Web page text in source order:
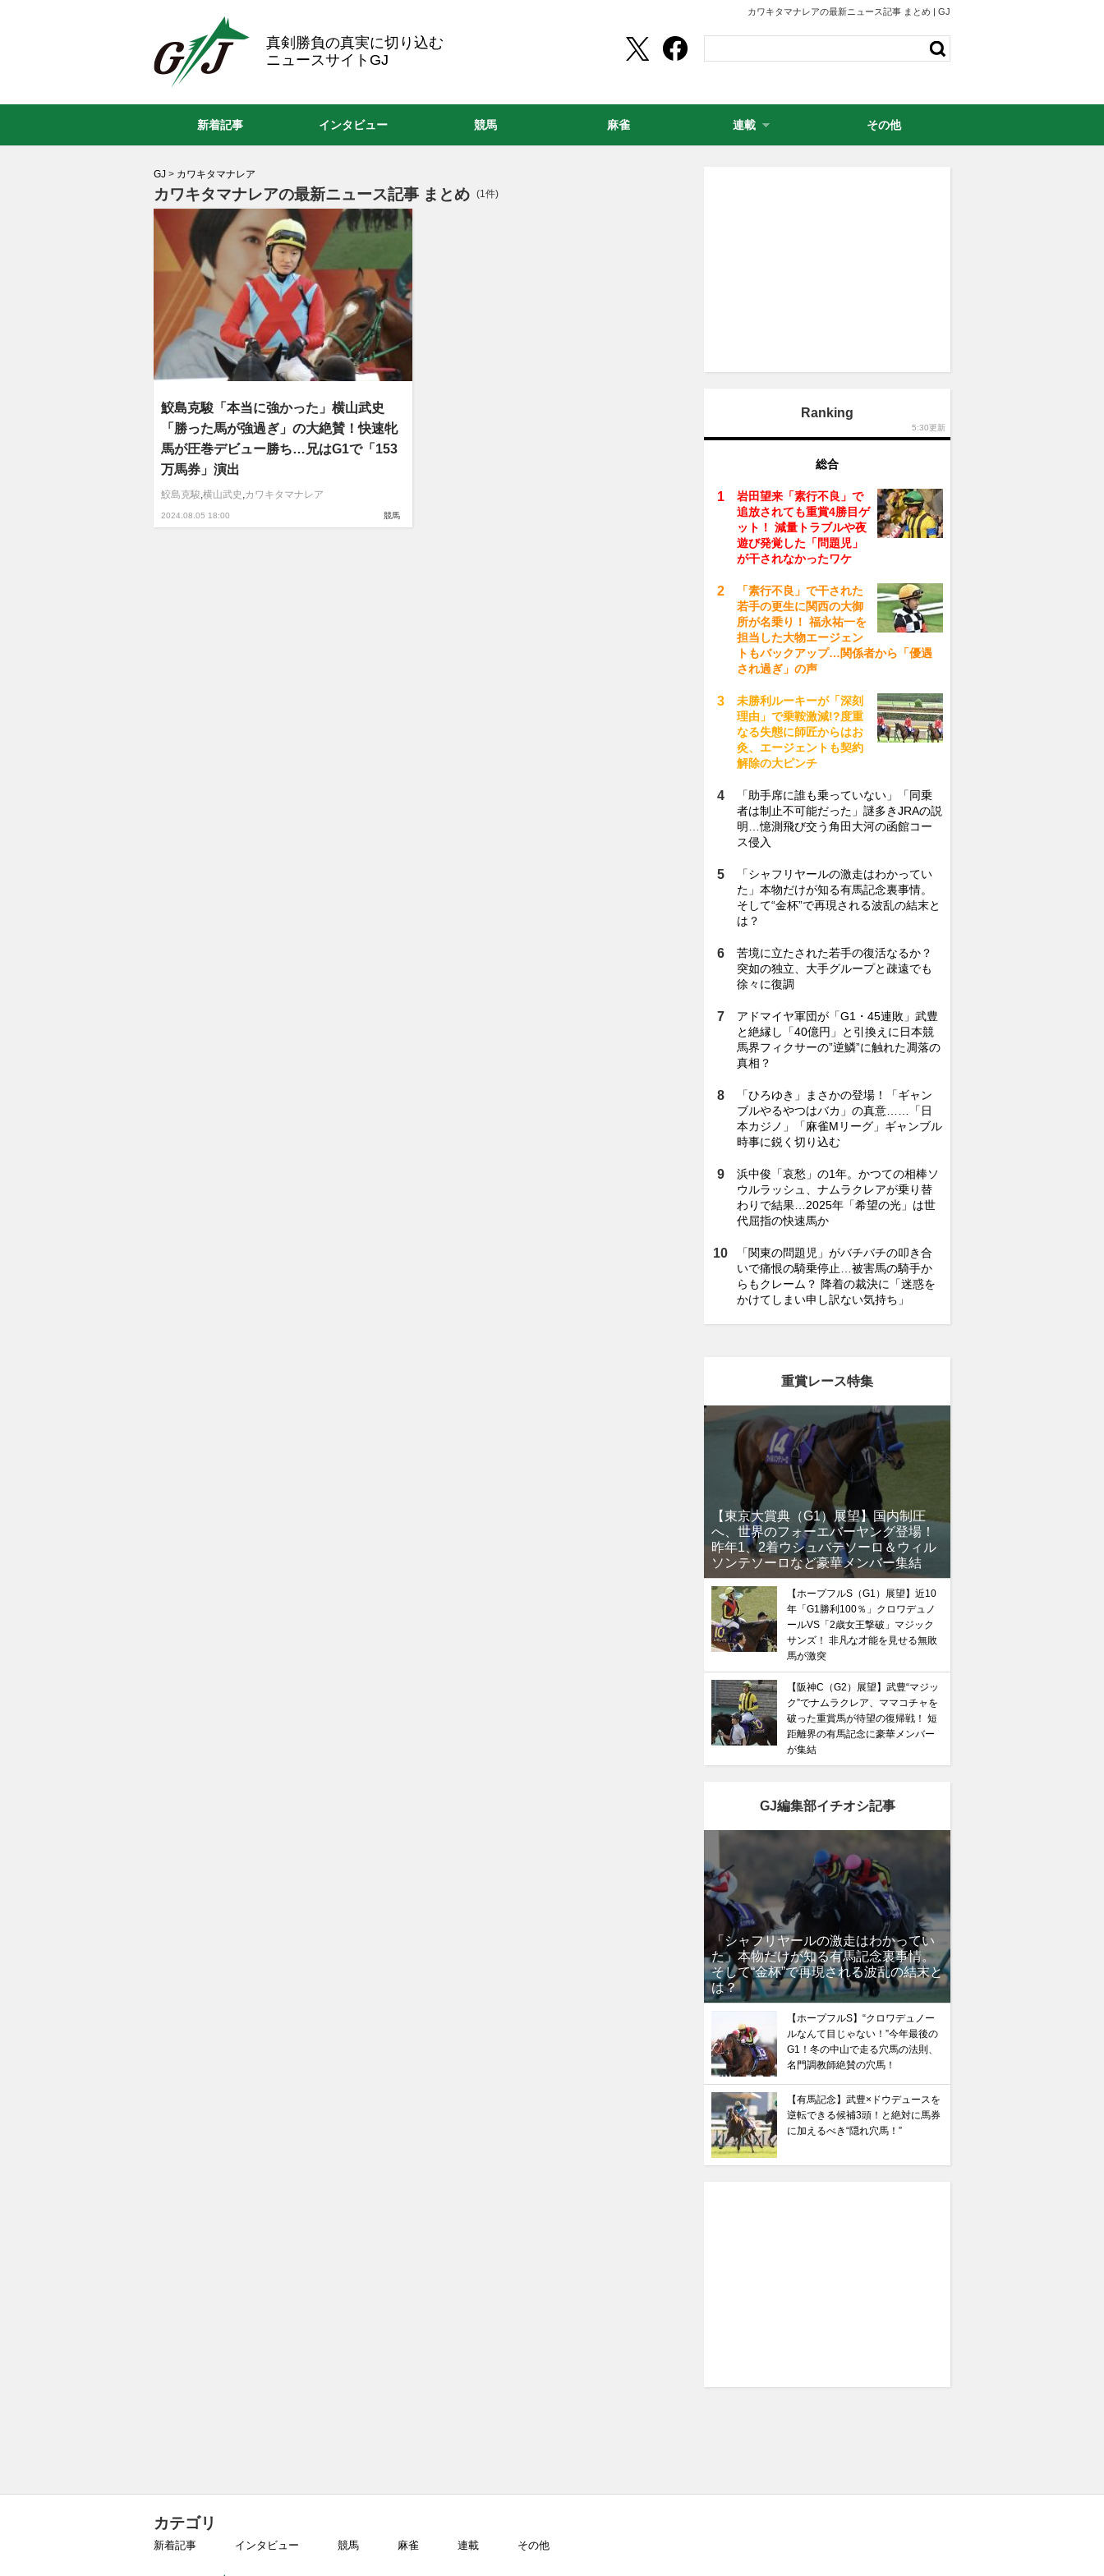
カワキタマナレアの最新ニュース記事 まとめ | GJ
真剣勝負の真実に切り込む
ニュースサイトGJ
GJ > カワキタマナレア
カワキタマナレアの最新ニュース記事 まとめ (1件)
2024.08.05 18:00
鮫島克駿「本当に強かった」横山武史
「勝った馬が強過ぎ」の大絶賛！快速牝
馬が圧巻デビュー勝ち…兄はG1で「153
万馬券」演出
鮫島克駿,横山武史 ,カワキタマナレア
競馬
Ranking
5:30更新
総合
岩田望来「素行不良」で
追放されても重賞4勝目ゲ
ット！ 減量トラブルや夜
遊び発覚した「問題児」
が干されなかったワケ
「素行不良」で干された
若手の更生に関西の大御
所が名乗り！ 福永祐一を
担当した大物エージェン
トもバックアップ…関係者から「優遇
され過ぎ」の声
未勝利ルーキーが「深刻
理由」で乗鞍激減!?度重
なる失態に師匠からはお
灸、エージェントも契約
解除の大ピンチ
「助手席に誰も乗っていない」「同乗
者は制止不可能だった」謎多きJRAの説
明…憶測飛び交う角田大河の函館コー
ス侵入
「シャフリヤールの激走はわかってい
た」本物だけが知る有馬記念裏事情。
そして“金杯”で再現される波乱の結末と
は？
苦境に立たされた若手の復活なるか？
突如の独立、大手グループと疎遠でも
徐々に復調
アドマイヤ軍団が「G1・45連敗」武豊
と絶縁し「40億円」と引換えに日本競
馬界フィクサーの”逆鱗”に触れた凋落の
真相？
「ひろゆき」まさかの登場！「ギャン
ブルやるやつはバカ」の真意……「日
本カジノ」「麻雀Mリーグ」ギャンブル
時事に鋭く切り込む
浜中俊「哀愁」の1年。かつての相棒ソ
ウルラッシュ、ナムラクレアが乗り替
わりで結果…2025年「希望の光」は世
代屈指の快速馬か
「関東の問題児」がバチバチの叩き合
いで痛恨の騎乗停止…被害馬の騎手か
らもクレーム？ 降着の裁決に「迷惑を
かけてしまい申し訳ない気持ち」
重賞レース特集
【東京大賞典（G1）展望】国内制圧
へ、世界のフォーエバーヤング登場！
昨年1、2着ウシュバテソーロ＆ウィル
ソンテソーロなど豪華メンバー集結
【ホープフルS（G1）展望】近10
年「G1勝利100％」クロワデュノ
ールVS「2歳女王撃破」マジック
サンズ！ 非凡な才能を見せる無敗
馬が激突
【阪神C（G2）展望】武豊“マジッ
ク”でナムラクレア、ママコチャを
破った重賞馬が待望の復帰戦！ 短
距離界の有馬記念に豪華メンバー
が集結
GJ編集部イチオシ記事
「シャフリヤールの激走はわかってい
た」本物だけが知る有馬記念裏事情。
そして“金杯”で再現される波乱の結末と
は？
【ホープフルS】“クロワデュノー
ルなんて目じゃない！”今年最後の
G1！冬の中山で走る穴馬の法則、
名門調教師絶賛の穴馬！
【有馬記念】武豊×ドウデュースを
逆転できる候補3頭！と絶対に馬券
に加えるべき“隠れ穴馬！”
カテゴリ
新着記事 インタビュー 競馬 麻雀 連載 その他
新着記事 インタビュー 競馬 麻雀 連載 その他